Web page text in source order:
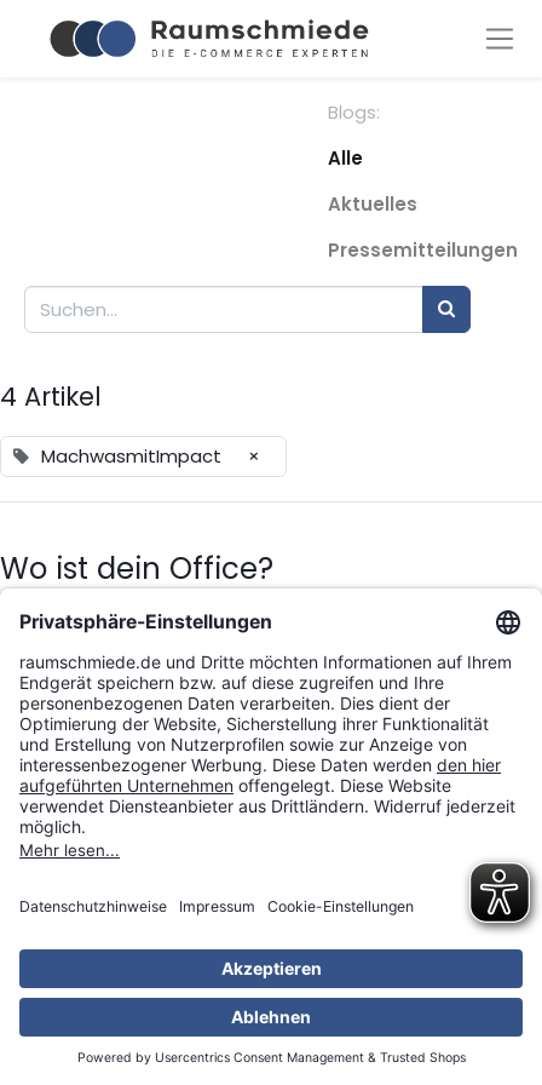
Blogs:
Alle
Aktuelles
Pressemitteilungen
4 Artikel
MachwasmitImpact ×
Wo ist dein Office?
Zum Artikel
Über unseren Kulturwandel